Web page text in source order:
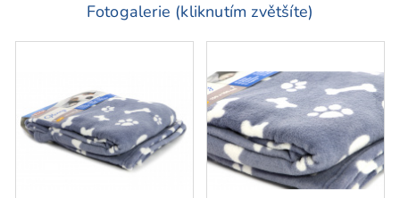
Fotogalerie (kliknutím zvětšíte)